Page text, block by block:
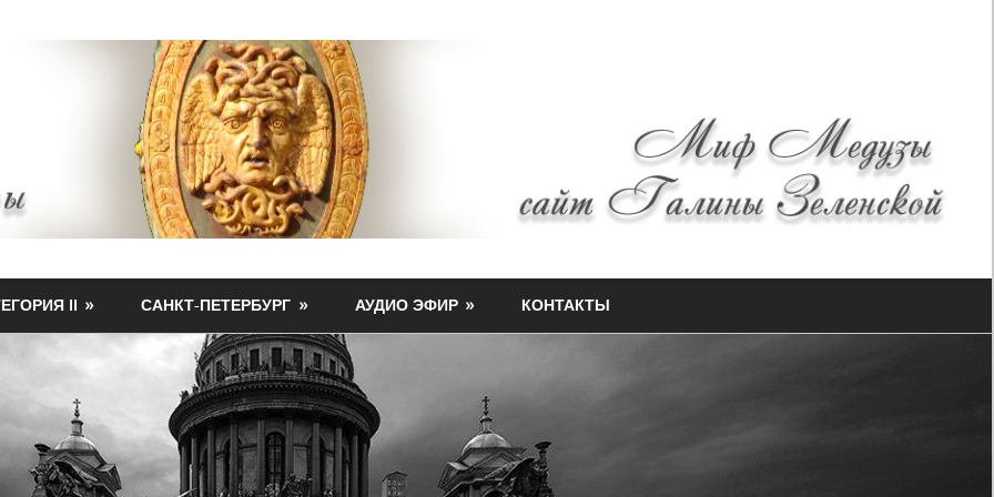
II САНКТ-ПЕТЕРБУРГ АУДИО ЭФИР КОНТАКТЫ